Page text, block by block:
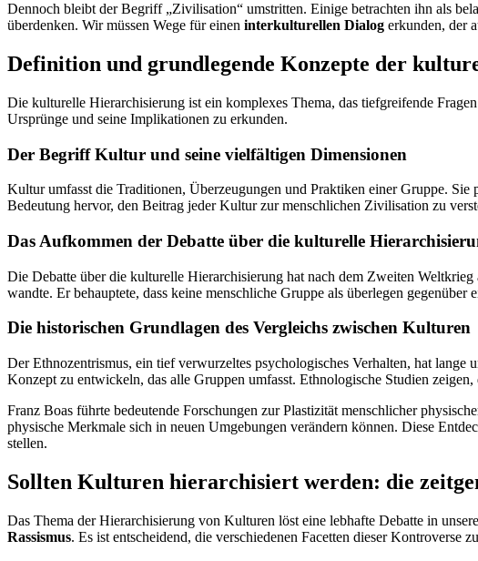
Dennoch bleibt der Begriff „Zivilisation“ umstritten. Einige betrachten ihn als
überdenken. Wir müssen Wege für einen interkulturellen Dialog erkunden, der
Definition und grundlegende Konzepte der
Die kulturelle Hierarchisierung ist ein komplexes Thema, das tiefgreifende
Ursprünge und seine Implikationen zu erkunden.
Der Begriff Kultur und seine vielfältigen Dimensionen
Kultur umfasst die Traditionen, Überzeugungen und Praktiken einer Gruppe.
Bedeutung hervor, den Beitrag jeder Kultur zur menschlichen Zivilisation zu
Das Aufkommen der Debatte über die kulturelle
Die Debatte über die kulturelle Hierarchisierung hat nach dem Zweiten
wandte. Er behauptete, dass keine menschliche Gruppe als überlegen
Die historischen Grundlagen des Vergleichs zwischen Kulturen
Der Ethnozentrismus, ein tief verwurzeltes psychologisches Verhalten, hat
Konzept zu entwickeln, das alle Gruppen umfasst. Ethnologische Studien
Franz Boas führte bedeutende Forschungen zur Plastizität menschlicher
physische Merkmale sich in neuen Umgebungen verändern können. Diese
stellen.
Sollten Kulturen hierarchisiert werden: die
Das Thema der Hierarchisierung von Kulturen löst eine lebhafte Debatte in
Rassismus. Es ist entscheidend, die verschiedenen Facetten dieser Kontroverse